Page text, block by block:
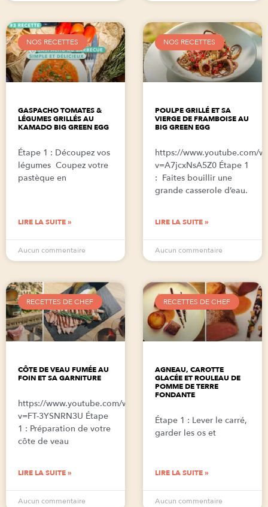
NOS RECETTES
GASPACHO TOMATES &
LÉGUMES GRILLÉS AU
KAMADO BIG GREEN EGG
Étape 1 : Découpez vos
légumes Coupez votre
pastèque en
LIRE LA SUITE »
Aucun commentaire
NOS RECETTES
POULPE GRILLÉ ET SA
VIERGE DE FRAMBOISE AU
BIG GREEN EGG
https://www.youtube.com/
v=A7jcxNsA5Z0 Étape 1
: Faites bouillir une
grande casserole d’eau.
LIRE LA SUITE »
Aucun commentaire
RECETTES DE CHEF
CÔTE DE VEAU FUMÉE AU
FOIN ET SA GARNITURE
https://www.youtube.com/watch?
v=FT-3YSNRN3U Étape
1 : Préparation de votre
côte de veau
LIRE LA SUITE »
Aucun commentaire
RECETTES DE CHEF
AGNEAU, CAROTTE
GLACÉE ET ROULEAU DE
POMME DE TERRE
FONDANTE
Étape 1 : Lever le carré,
garder les os et
LIRE LA SUITE »
Aucun commentaire